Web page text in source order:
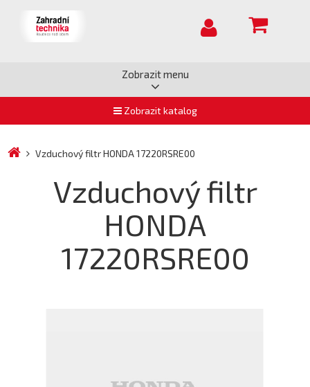
Zobrazit menu
Zobrazit katalog
Vzduchový filtr HONDA 17220RSRE00
Vzduchový filtr
HONDA
17220RSRE00